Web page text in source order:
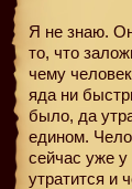
Я не знаю.
то, что
чему
яда ни
было, да
едином.
сейчас уже
утратится и